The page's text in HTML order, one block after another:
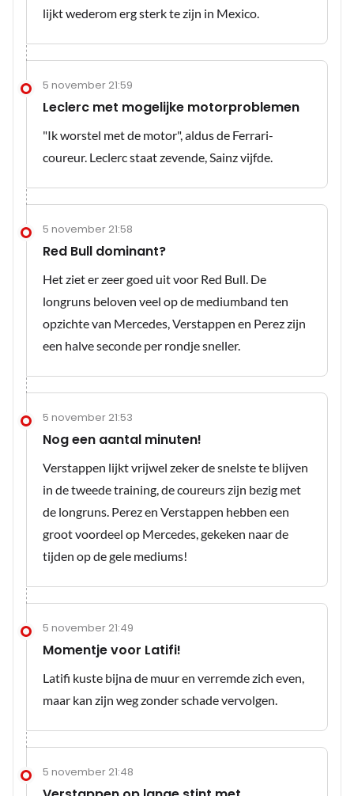
lijkt wederom erg sterk te zijn in Mexico.
5 november 21:59
Leclerc met mogelijke motorproblemen
"Ik worstel met de motor", aldus de Ferrari-
coureur. Leclerc staat zevende, Sainz vijfde.
5 november 21:58
Red Bull dominant?
Het ziet er zeer goed uit voor Red Bull. De
longruns beloven veel op de mediumband ten
opzichte van Mercedes, Verstappen en Perez zijn
een halve seconde per rondje sneller.
5 november 21:53
Nog een aantal minuten!
Verstappen lijkt vrijwel zeker de snelste te blijven
in de tweede training, de coureurs zijn bezig met
de longruns. Perez en Verstappen hebben een
groot voordeel op Mercedes, gekeken naar de
tijden op de gele mediums!
5 november 21:49
Momentje voor Latifi!
Latifi kuste bijna de muur en verremde zich even,
maar kan zijn weg zonder schade vervolgen.
5 november 21:48